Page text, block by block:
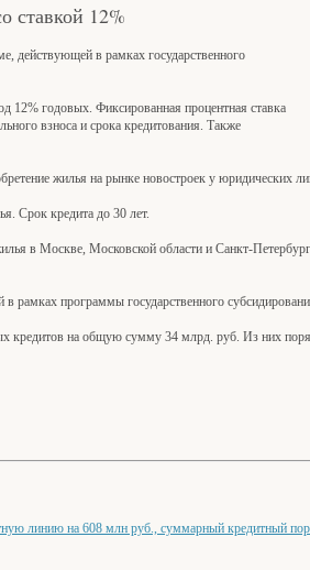
ставкой 12%
действующей в рамках государственного
12% годовых. Фиксированная процентная ставка
взноса и срока кредитования. Также
жилья на рынке новостроек у юридических
Срок кредита до 30 лет.
в Москве, Московской области и Санкт-
рамках программы государственного
кредитов на общую сумму 34 млрд. руб. Из них
линию на 608 млн руб., суммарный кредитный